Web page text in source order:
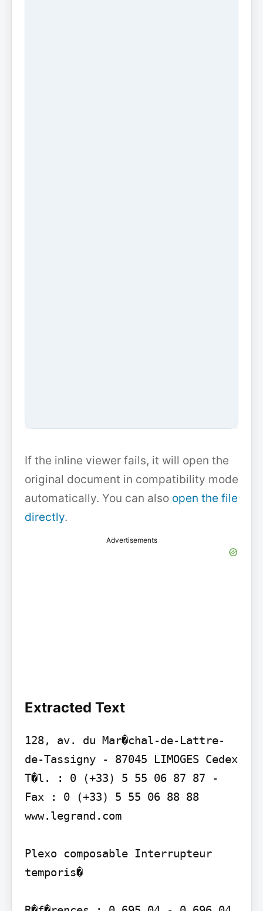
If the inline viewer fails, it will open the
original document in compatibility mode
automatically. You can also open the file
directly.
Advertisements
Extracted Text
128, av. du Mar�chal-de-Lattre-
de-Tassigny - 87045 LIMOGES Cedex
T�l. : 0 (+33) 5 55 06 87 87 -
Fax : 0 (+33) 5 55 06 88 88
www.legrand.com
Plexo composable Interrupteur
temporis�